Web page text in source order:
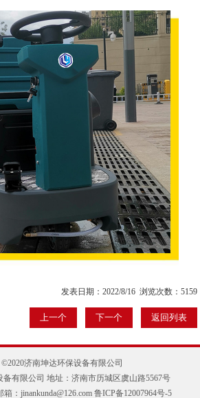
发表日期：2022/8/16 浏览次数：5159
上一个 下一个 返回列表
©2020济南坤达环保设备有限公司
有限公司 地址：济南市历城区虞山路5567号
：jinankunda@126.com鲁ICP备12007964号-5